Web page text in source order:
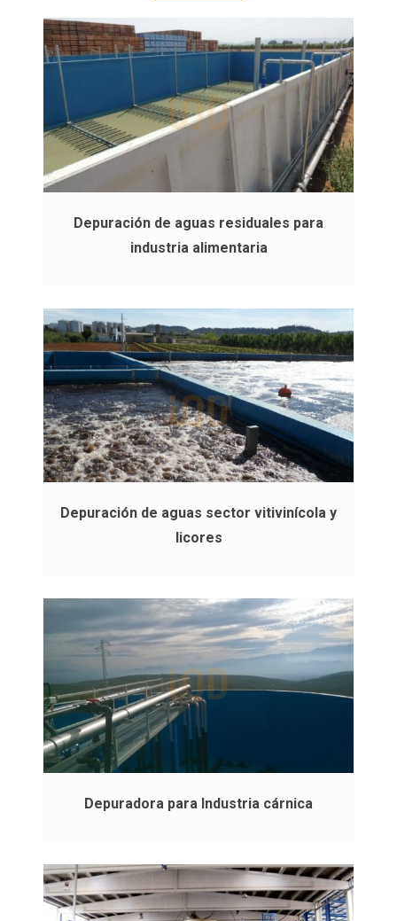
Depuración de aguas residuales para
industria alimentaria
Depuración de aguas sector vitivinícola y
licores
Depuradora para Industria cárnica